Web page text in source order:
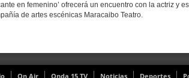
en femenino’ ofrecerá un encuentro con la actriz y
de artes escénicas Maracaibo Teatro.
On Air Onda 15 TV Noticias Deportes